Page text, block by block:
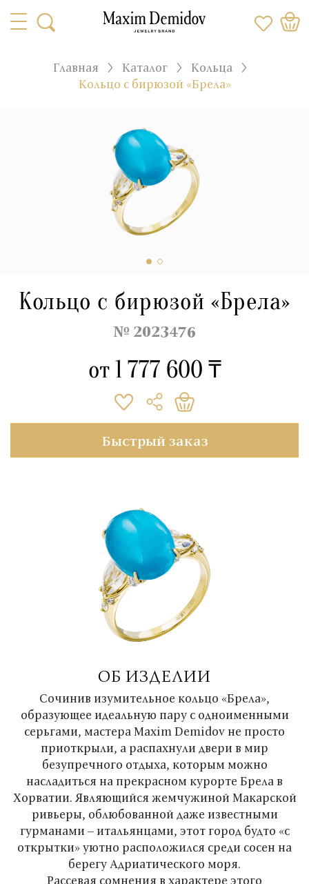
Главная Каталог
Кольца
Кольцо с бирюзой «Брела»
Кольцо с бирюзой «Брела»
№ 2023476
от 1 777 600 ₸
Быстрый заказ
ОБ ИЗДЕЛИИ
Сочинив изумительное кольцо «Брела»,
образующее идеальную пару с одноименными
серьгами, мастера Maxim Demidov не просто
приоткрыли, а распахнули двери в мир
безупречного отдыха, которым можно
насладиться на прекрасном курорте Брела в
Хорватии. Являющийся жемчужиной Макарской
ривьеры, облюбованной даже известными
гурманами – итальянцами, этот город будто «с
открытки» уютно расположился среди сосен на
берегу Адриатического моря.
Рассевая сомнения в характере этого